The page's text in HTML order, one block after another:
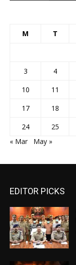
M T
3
4
10
11
17
18
24
25
« Mar
May »
EDITOR PICKS